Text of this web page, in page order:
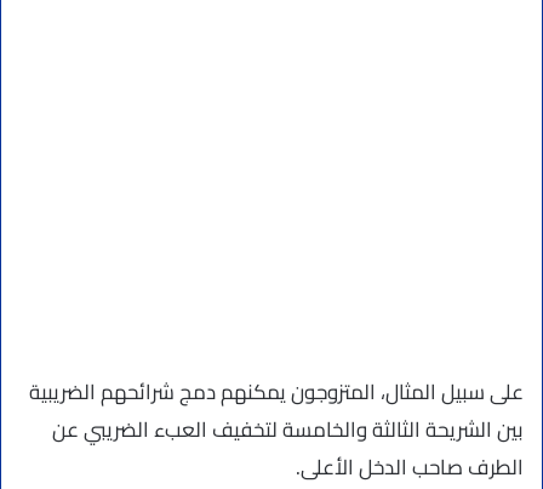
على سبيل المثال، المتزوجون يمكنهم دمج شرائحهم الضريبية
بين الشريحة الثالثة والخامسة لتخفيف العبء الضريبي عن
الطرف صاحب الدخل الأعلى.